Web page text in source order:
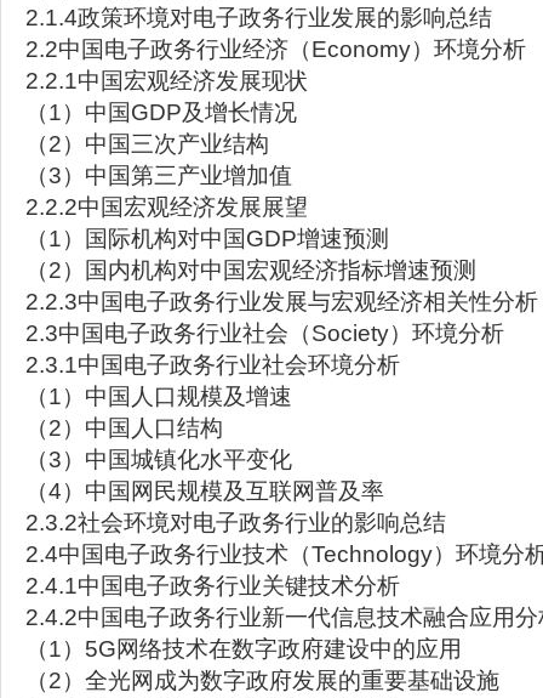
2.1.4政策环境对电子政务行业发展的影响总结
2.2中国电子政务行业经济（Economy）环境分析
2.2.1中国宏观经济发展现状
（1）中国GDP及增长情况
（2）中国三次产业结构
（3）中国第三产业增加值
2.2.2中国宏观经济发展展望
（1）国际机构对中国GDP增速预测
（2）国内机构对中国宏观经济指标增速预测
2.2.3中国电子政务行业发展与宏观经济相关性分析
2.3中国电子政务行业社会（Society）环境分析
2.3.1中国电子政务行业社会环境分析
（1）中国人口规模及增速
（2）中国人口结构
（3）中国城镇化水平变化
（4）中国网民规模及互联网普及率
2.3.2社会环境对电子政务行业的影响总结
2.4中国电子政务行业技术（Technology）环境分
2.4.1中国电子政务行业关键技术分析
2.4.2中国电子政务行业新一代信息技术融合应用分
（1）5G网络技术在数字政府建设中的应用
（2）全光网成为数字政府发展的重要基础设施